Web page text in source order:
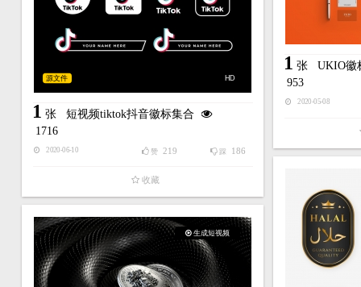
HD
源文件
1 张短视频tiktok抖音徽标集合
1716
2020-06-10 踩 186
赞 219
收藏
1 张UKIO徽
953
2020-05-08
生成短视频